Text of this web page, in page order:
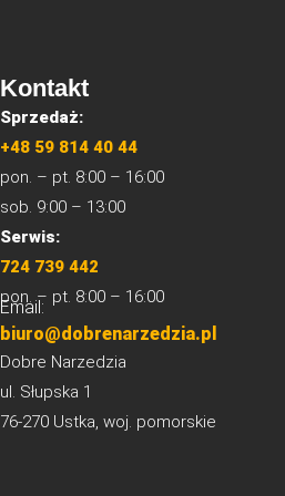
Kontakt
Sprzedaż:
+48 59 814 40 44
pon. – pt. 8:00 – 16:00
sob. 9:00 – 13:00
Serwis:
724 739 442
pon. – pt. 8:00 – 16:00
Email:
biuro@dobrenarzedzia.pl
Dobre Narzedzia
ul. Słupska 1
76-270 Ustka, woj. pomorskie